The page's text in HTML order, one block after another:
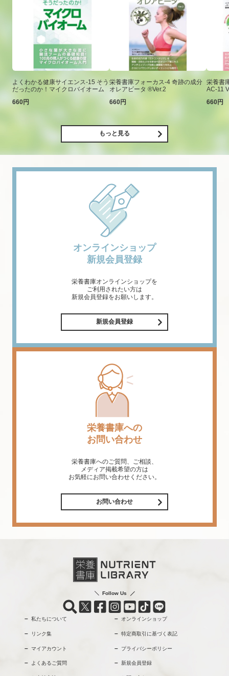
よくわかる健康サイエンス-15 そう
だったのか！マイクロバイオーム
660円
栄養書庫フォーカス-4 奇跡の成分
オレアビータ ®Ver.2
660円
栄養書
AC-11
660円
もっと見る
オンラインショップ
新規会員登録
栄養書庫オンラインショップを
ご利用されたい方は
新規会員登録をお願いします。
新規会員登録
栄養書庫への
お問い合わせ
栄養書庫へのご質問、ご相談、
メディア掲載希望の方は
お気軽にお問い合わせください。
お問い合わせ
Follow Us
私たちについて オンラインショップ
リンク集 特定商取引に基づく表記
マイアカウント プライバシーポリシー
よくあるご質問 新規会員登録